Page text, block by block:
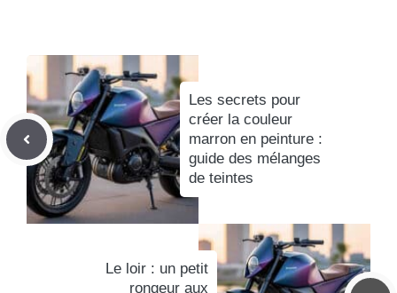
Les secrets pour
créer la couleur
marron en peinture :
guide des mélanges
de teintes
Le loir : un petit
rongeur aux